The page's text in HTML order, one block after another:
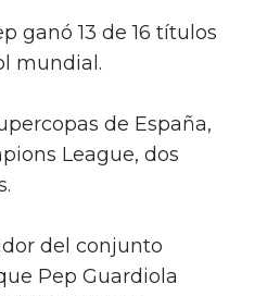
ganó 13 de 16 títulos
mundial.
de España,
League, dos
del conjunto
Pep Guardiola